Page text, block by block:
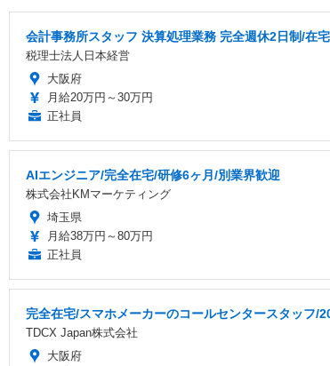
会計事務所スタッフ 決算処理業務 完全週休2日制/在
税理士法人日本経営
大阪府
月給20万円～30万円
正社員
AIエンジニア/完全在宅/研修6ヶ月/別業界歓迎
株式会社KMマーケティング
埼玉県
月給38万円～80万円
正社員
完全在宅/スマホメーカーのコールセンタースタッフ/
TDCX Japan株式会社
大阪府